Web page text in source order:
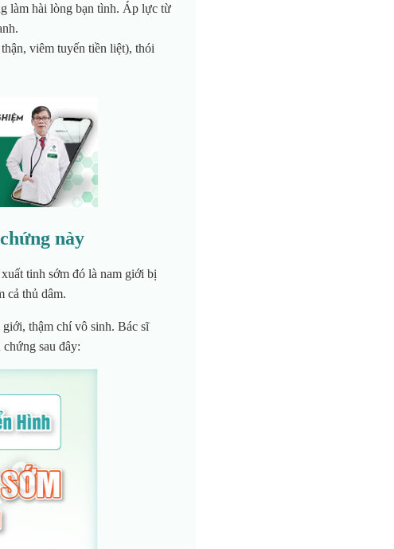
làm hài lòng bạn tình. Áp lực từ
viêm tuyến tiền liệt), thói
này
tinh sớm đó là nam giới bị
cả thủ dâm.
thậm chí vô sinh. Bác sĩ
sau đây: